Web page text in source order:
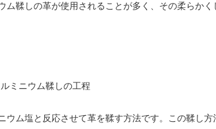
ム鞣しの革が使用されることが多く、その柔らか
ウム塩と反応させて革を鞣す方法です。この鞣し